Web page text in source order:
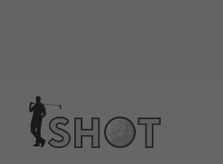
contenuto